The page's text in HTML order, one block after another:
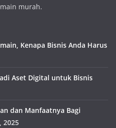
murah.
Kenapa Bisnis Anda Harus
Aset Digital untuk Bisnis
dan Manfaatnya Bagi
2025